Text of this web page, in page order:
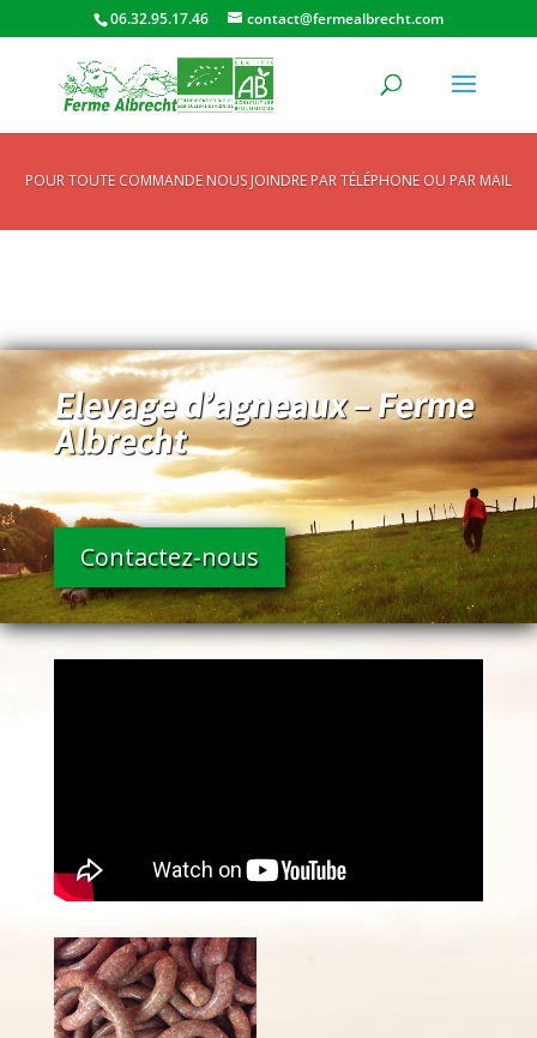
06.32.95.17.46 contact@fermealbrecht.com
POUR TOUTE COMMANDE NOUS JOINDRE PAR TÉLÉPHONE OU PAR MAIL
Elevage d’agneaux – Ferme
Albrecht
Voir toutes les vidéos
Contactez-nous